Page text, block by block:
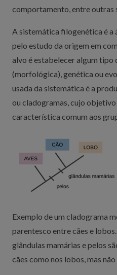
comportamento, entre outras
A sistemática filogenética é a
pelo estudo da origem em
alvo é estabelecer algum tipo
(morfológica), genética ou
usada da sistemática é a
ou cladogramas, cujo
característica comum aos
Exemplo de um cladograma
parentesco entre cães e
glândulas mamárias e pelos
cães como nos lobos, mas não